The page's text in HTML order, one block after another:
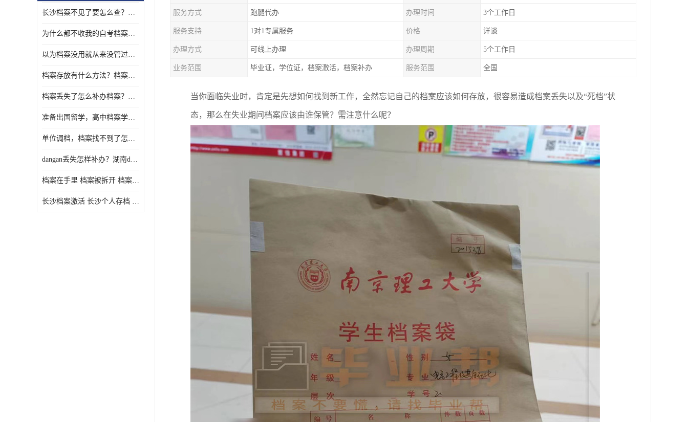
长沙档案不见了要怎么查？档案查询 档案补办
为什么都不收我的自考档案？自考档案怎么存档？
以为档案没用就从来没管过，现在要用档案该怎么办？
档案存放有什么方法？档案在手里为什么不能用
档案丢失了怎么补办档案？湖南档案补办 档案补办方法
准备出国留学，高中档案学校发给我了怎么办？
单位调档，档案找不到了怎么办？
dangan丢失怎样补办？湖南dangan丢失补办流程介绍！
档案在手里 档案被拆开 档案补办 档案问题一站式服务
长沙档案激活 长沙个人存档 长沙档案存档
服务方式 跑腿代办 办理时间 3个工作日
服务支持 1对1专属服务 价格 详谈
办理方式 可线上办理 办理周期 5个工作日
业务范围 毕业证，学位证，档案激活，档案补办 服务范围 全国
当你面临失业时，肯定是先想如何找到新工作，全然忘记自己的档案应该如何存放，很容易造成档案丢失以及“死档”状
态，那么在失业期间档案应该由谁保管？需注意什么呢？